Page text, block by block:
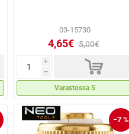
03-15730
4,65€ 5,00€
i
h d
Varastossa 5
−7 %